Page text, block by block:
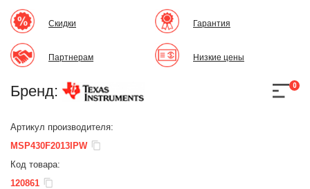
Скидки
Партнерам
Гарантия
Низкие цены
Бренд: 0
Артикул производителя:
MSP430F2013IPW
Код товара:
120861